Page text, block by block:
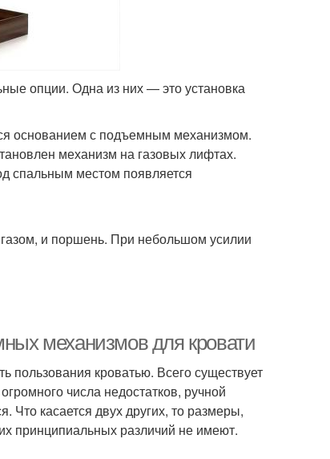
опции. Одна из них — это установка
основанием с подъемным механизмом.
механизм на газовых лифтах.
спальным местом появляется
и поршень. При небольшом усилии
механизмов для кровати
пользования кроватью. Всего существует
числа недостатков, ручной
Что касается двух других, то размеры,
принципиальных различий не имеют.